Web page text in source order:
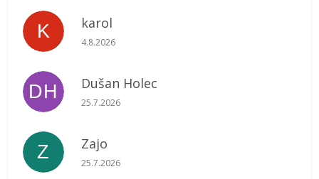
K karol
Hodnotenie obchodu je 5 z 5 hviezdičiek.
4.8.2026
DH Dušan Holec
Hodnotenie obchodu je 5 z 5 hviezdičiek.
25.7.2026
Z Zajo
Hodnotenie obchodu je 5 z 5 hviezdičiek.
25.7.2026